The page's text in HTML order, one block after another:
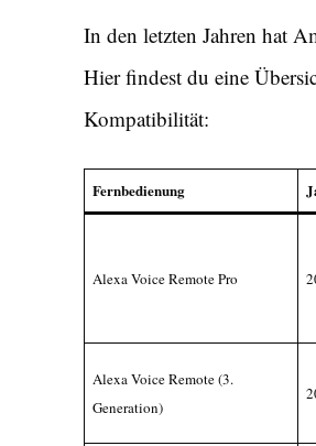
In den letzten Jahren hat
Hier findest du eine
Kompatibilität:
Fernbedienung
Alexa Voice Remote Pro
Alexa Voice Remote (3.
Generation)